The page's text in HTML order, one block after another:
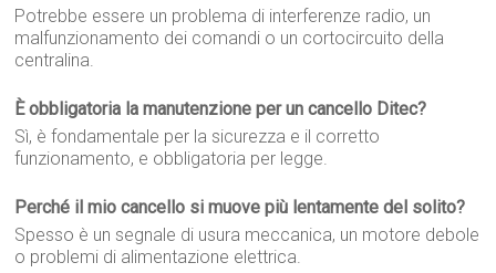
Potrebbe essere un problema di interferenze radio, un
malfunzionamento dei comandi o un cortocircuito della
centralina.
È obbligatoria la manutenzione per un cancello Ditec?
Sì, è fondamentale per la sicurezza e il corretto
funzionamento, e obbligatoria per legge.
Perché il mio cancello si muove più lentamente del solito?
Spesso è un segnale di usura meccanica, un motore debole
o problemi di alimentazione elettrica.